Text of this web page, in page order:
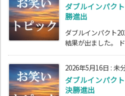
ダブルインパク
勝進出
ダブルインパクト
結果が出ました。
2026年5月16日 : 未
ダブルインパク
決勝進出